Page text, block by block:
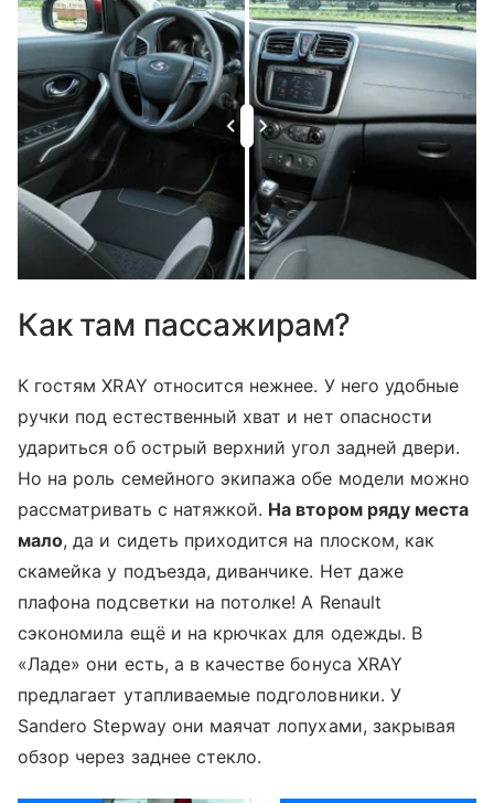
Как там пассажирам?
К гостям XRAY относится нежнее. У него удобные
ручки под естественный хват и нет опасности
удариться об острый верхний угол задней двери.
Но на роль семейного экипажа обе модели можно
рассматривать с натяжкой. На втором ряду места
мало, да и сидеть приходится на плоском, как
скамейка у подъезда, диванчике. Нет даже
плафона подсветки на потолке! А Renault
сэкономила ещё и на крючках для одежды. В
«Ладе» они есть, а в качестве бонуса XRAY
предлагает утапливаемые подголовники. У
Sandero Stepway они маячат лопухами, закрывая
обзор через заднее стекло.